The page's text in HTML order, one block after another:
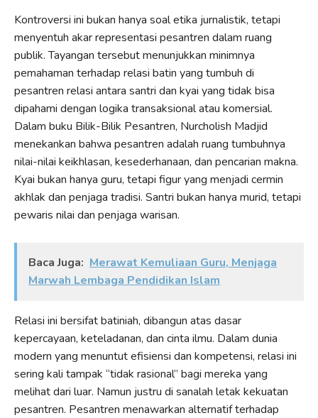
Kontroversi ini bukan hanya soal etika jurnalistik, tetapi
menyentuh akar representasi pesantren dalam ruang
publik. Tayangan tersebut menunjukkan minimnya
pemahaman terhadap relasi batin yang tumbuh di
pesantren relasi antara santri dan kyai yang tidak bisa
dipahami dengan logika transaksional atau komersial.
Dalam buku Bilik-Bilik Pesantren, Nurcholish Madjid
menekankan bahwa pesantren adalah ruang tumbuhnya
nilai-nilai keikhlasan, kesederhanaan, dan pencarian makna.
Kyai bukan hanya guru, tetapi figur yang menjadi cermin
akhlak dan penjaga tradisi. Santri bukan hanya murid, tetapi
pewaris nilai dan penjaga warisan.
Baca Juga: Merawat Kemuliaan Guru, Menjaga
Marwah Lembaga Pendidikan Islam
Relasi ini bersifat batiniah, dibangun atas dasar
kepercayaan, keteladanan, dan cinta ilmu. Dalam dunia
modern yang menuntut efisiensi dan kompetensi, relasi ini
sering kali tampak “tidak rasional” bagi mereka yang
melihat dari luar. Namun justru di sanalah letak kekuatan
pesantren. Pesantren menawarkan alternatif terhadap